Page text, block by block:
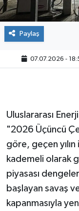
Paylaş
07.07.2026 -
Uluslararası Enerji
"2026 Üçüncü
göre, geçen yılın
kademeli olarak
piyasası
başlayan savaş
kapanmasıyla